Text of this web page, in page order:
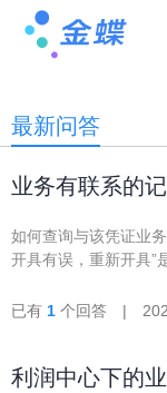
最新问答
业务有联系的
如何查询与该凭证业
开具有误，重新开具”
张凭证的凭证号，而
已有 1 个回答 |
利润中心下的